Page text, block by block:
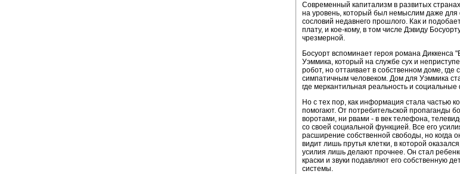
Современный капитализм в развитых
на уровень, который был немыслим даже для
сословий недавнего прошлого. Как и
плату, и кое-кому, в том числе Дэвиду
чрезмерной.
Босуорт вспоминает героя романа Диккенса
Уэммика, который на службе сух и
робот, но оттаивает в собственном доме,
симпатичным человеком. Дом для Уэммика
где меркантильная реальность и
Но с тех пор, как информация стала частью
помогают. От потребительской пропаганды
воротами, ни рвами - в век телефона,
со своей социальной функцией. Все его
расширение собственной свободы, но когда
видит лишь прутья клетки, в которой
усилия лишь делают прочнее. Он стал
краски и звуки подавляют его собственную
системы.